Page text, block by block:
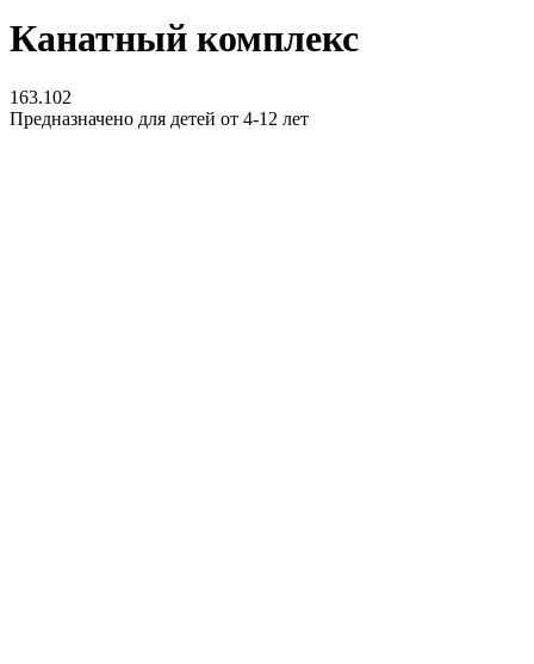
Канатный комплекс
163.102
Предназначено для детей от 4-12 лет